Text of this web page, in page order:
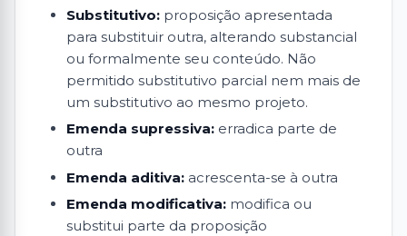
Substitutivo: proposição apresentada
para substituir outra, alterando substancial
ou formalmente seu conteúdo. Não
permitido substitutivo parcial nem mais de
um substitutivo ao mesmo projeto.
Emenda supressiva: erradica parte de
outra
Emenda aditiva: acrescenta-se à outra
Emenda modificativa: modifica ou
substitui parte da proposição